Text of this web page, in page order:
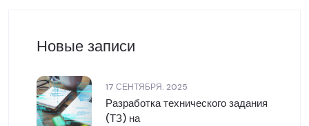
Новые записи
17 СЕНТЯБРЯ. 2025
Разработка технического задания
(ТЗ) на